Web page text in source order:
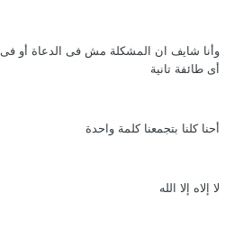
وأنا شايف ان المشكلة مش فى الدعاة أو فى
أى طائفة تانية
أحنا كلنا بتجمعنا كلمة واحدة
لا إلاه إلا الله